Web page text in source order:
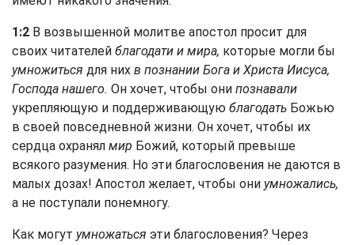
1:2 В возвышенной молитве апостол просит для
своих читателей благодати и мира, которые могли бы
умножиться для них в познании Бога и Христа Иисуса,
Господа нашего. Он хочет, чтобы они познавали
укрепляющую и поддерживающую благодать Божью
в своей повседневной жизни. Он хочет, чтобы их
сердца охранял мир Божий, который превыше
всякого разумения. Но эти благословения не даются в
малых дозах! Апостол желает, чтобы они умножались,
а не поступали понемногу.
Как могут умножаться эти благословения? Через